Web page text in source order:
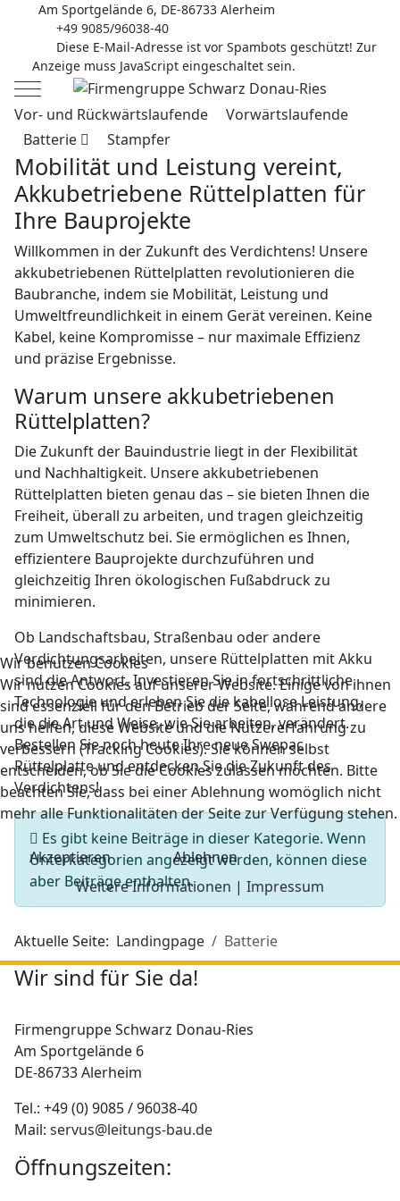
Am Sportgelände 6, DE-86733 Alerheim
+49 9085/96038-40
Diese E-Mail-Adresse ist vor Spambots geschützt! Zur
Anzeige muss JavaScript eingeschaltet sein.
Mobile Menu Toggle
Vor- und Rückwärtslaufende
Vorwärtslaufende
Batterie
Stampfer
Mobilität und Leistung vereint,
Akkubetriebene Rüttelplatten für
Ihre Bauprojekte
Willkommen in der Zukunft des Verdichtens! Unsere
akkubetriebenen Rüttelplatten revolutionieren die
Baubranche, indem sie Mobilität, Leistung und
Umweltfreundlichkeit in einem Gerät vereinen. Keine
Kabel, keine Kompromisse – nur maximale Effizienz
und präzise Ergebnisse.
Warum unsere akkubetriebenen
Rüttelplatten?
Die Zukunft der Bauindustrie liegt in der Flexibilität
und Nachhaltigkeit. Unsere akkubetriebenen
Rüttelplatten bieten genau das – sie bieten Ihnen die
Freiheit, überall zu arbeiten, und tragen gleichzeitig
zum Umweltschutz bei. Sie ermöglichen es Ihnen,
effizientere Bauprojekte durchzuführen und
gleichzeitig Ihren ökologischen Fußabdruck zu
minimieren.
Ob Landschaftsbau, Straßenbau oder andere
Verdichtungsarbeiten, unsere Rüttelplatten mit Akku
sind die Antwort. Investieren Sie in fortschrittliche
Technologie und erleben Sie die kabellose Leistung,
die die Art und Weise, wie Sie arbeiten, verändert.
Bestellen Sie noch heute Ihre neue Swepac
Rüttelplatte und entdecken Sie die Zukunft des
Verdichtens!
Information
Es gibt keine Beiträge in dieser Kategorie. Wenn
Unterkategorien angezeigt werden, können diese
aber Beiträge enthalten.
Aktuelle Seite: Landingpage Batterie
Wir sind für Sie da!
Firmengruppe Schwarz Donau-Ries
Am Sportgelände 6
DE-86733 Alerheim
Tel.: +49 (0) 9085 / 96038-40
Mail:servus@leitungs-bau.de
Öffnungszeiten:
Wir benutzen Cookies
Wir nutzen Cookies auf unserer Website. Einige von ihnen
sind essenziell für den Betrieb der Seite, während andere
uns helfen, diese Website und die Nutzererfahrung zu
verbessern (Tracking Cookies). Sie können selbst
entscheiden, ob Sie die Cookies zulassen möchten. Bitte
beachten Sie, dass bei einer Ablehnung womöglich nicht
mehr alle Funktionalitäten der Seite zur Verfügung stehen.
Akzeptieren
Ablehnen
Weitere Informationen | Impressum